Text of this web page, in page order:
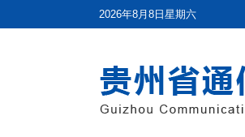
2026年8月8日星期六